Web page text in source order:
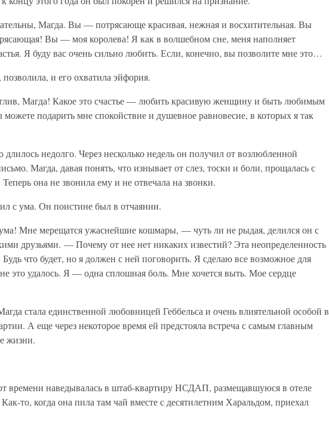
Магда. Вы — потрясающе красивая, нежная и восхитительная. Вы
Вы — моя королева! Я как в волшебном сне, меня наполняет
Я буду вас очень сильно любить. Если, конечно, вы позволите мне это…
и его охватила эйфория.
Магда! Какое это счастье — любить красивую женщину и быть любимым
подарить мне спокойствие и душевное равновесие, в которых я так
длилось недолго. Через несколько недель он получил от возлюбленной
Магда, давая понять, что изнывает от слез, тоски и боли, прощалась с
она не звонила ему и не отвечала на звонки.
с ума. Он поистине был в отчаянии.
Мне мерещатся ужаснейшие кошмары, — чуть ли не рыдая, делился он с
друзьями. — Почему от нее нет никаких известий? Эта неопределенность
Будь что будет, но я должен с ней поговорить. Я сделаю все возможное для
это удалось. Я — одна сплошная боль. Мне хочется выть. Мое сердце
стала единственной любовницей Геббельса и очень влиятельной особой в
А еще через некоторое время ей предстояла встреча с самым главным
жизни.
времени наведывалась в штаб-квартиру НСДАП, размещавшуюся в отеле
то, когда она пила там чай вместе с десятилетним Харальдом, приехал